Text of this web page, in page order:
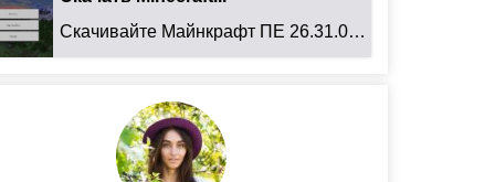
Скачивайте Майнкрафт ПЕ 26.31.01 для Android: ...